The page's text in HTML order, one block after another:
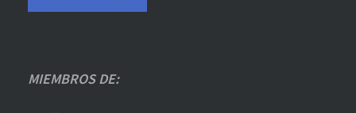
MIEMBROS DE: